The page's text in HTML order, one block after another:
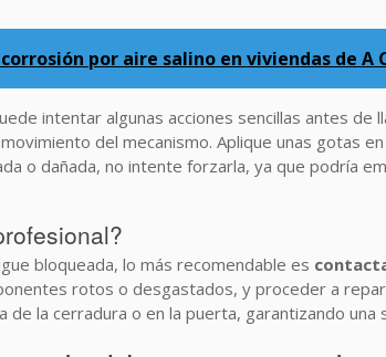
por aire salino en viviendas de A
intentar algunas acciones sencillas antes de
del mecanismo. Aplique unas gotas
o dañada, no intente forzarla, ya que podría
bloqueada, lo más recomendable es
rotos o desgastados, y proceder a
la cerradura o en la puerta, garantizando una